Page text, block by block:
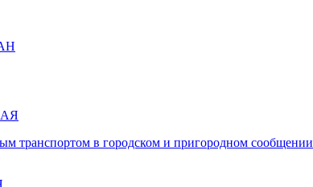
транспортом в городском и пригородном сообщении